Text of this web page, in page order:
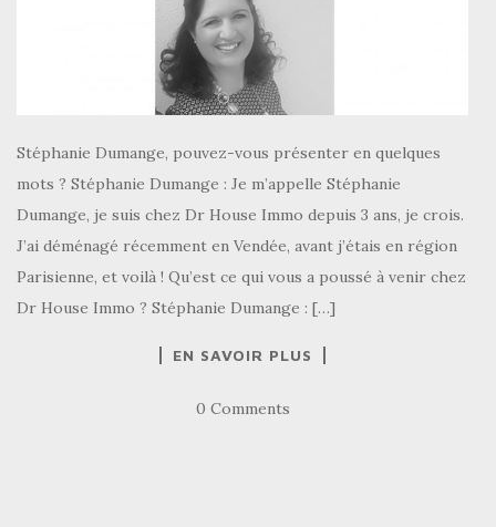
Stéphanie Dumange, pouvez-vous présenter en quelques
mots ? Stéphanie Dumange : Je m’appelle Stéphanie
Dumange, je suis chez Dr House Immo depuis 3 ans, je crois.
J’ai déménagé récemment en Vendée, avant j’étais en région
Parisienne, et voilà ! Qu’est ce qui vous a poussé à venir chez
Dr House Immo ? Stéphanie Dumange : […]
EN SAVOIR PLUS
0 Comments